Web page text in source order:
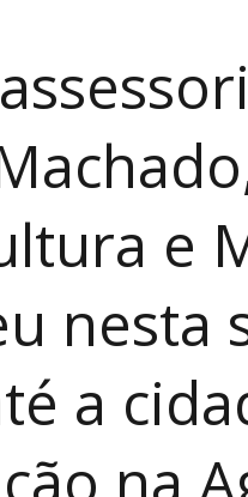
e
nesta
a
na